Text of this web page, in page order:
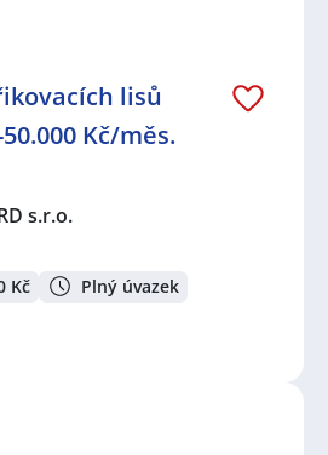
lisů
Kč/měs.
s.r.o.
Kč Plný úvazek